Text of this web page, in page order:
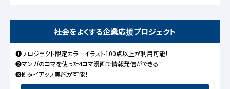
社会をよくする企業応援プロジェクト
❶プロジェクト限定カラーイラスト100点以上が利用可能！
❷マンガのコマを使った4コマ漫画で情報発信ができる！
❸即タイアップ実施が可能！